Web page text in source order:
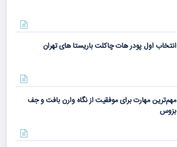
انتخاب اول پودر هات چاکلت باریستا های تهران
مهم‌ترین مهارت برای موفقیت از نگاه وارن بافت و جف
بزوس